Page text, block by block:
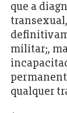
que a
militar;,
qualquer